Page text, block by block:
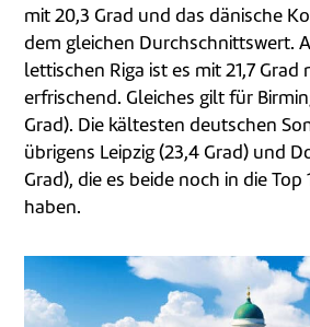
mit 20,3 Grad und das dänische
dem gleichen Durchschnittswert.
lettischen Riga ist es mit 21,7 Grad
erfrischend. Gleiches gilt für
Grad). Die kältesten deutschen
übrigens Leipzig (23,4 Grad) und
Grad), die es beide noch in die Top
haben.